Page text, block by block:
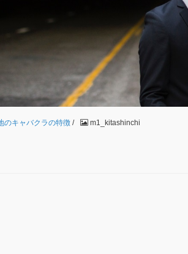
のキャバクラの特徴 / m1_kitashinchi